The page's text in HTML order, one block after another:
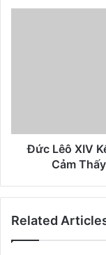
Đức Lêô XIV
Cảm
Related